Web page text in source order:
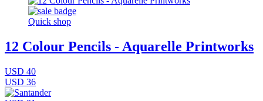
Quick shop
12 Colour Pencils - Aquarelle Printworks
USD 40
USD 36